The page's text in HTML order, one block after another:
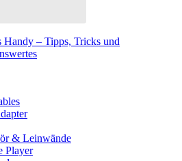
Handy – Tipps, Tricks und
& Leinwände
Player